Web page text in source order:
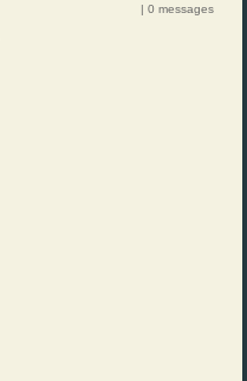
| 0 messages